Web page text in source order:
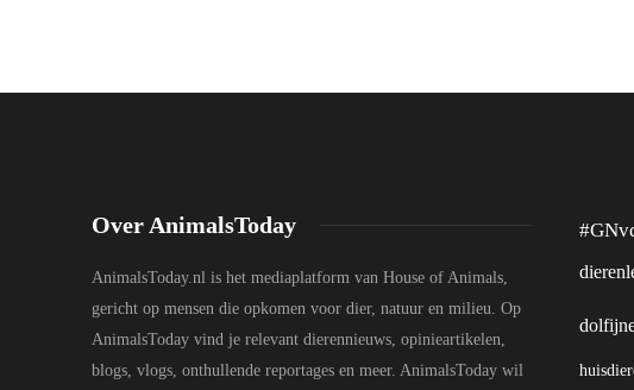
Over AnimalsToday
AnimalsToday.nl is het mediaplatform van House of Animals,
gericht op mensen die opkomen voor dier, natuur en milieu. Op
AnimalsToday vind je relevant dierennieuws, opinieartikelen,
blogs, vlogs, onthullende reportages en meer. AnimalsToday wil